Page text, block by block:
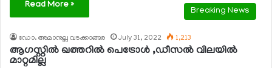
Read More »
Breaking News
ഡോ. അമാനുല്ല വടക്കാങ്ങര July 31, 2022 1,213
ആഗസ്റ്റില്‍ ഖത്തറില്‍ പെട്രോള്‍ ,ഡീസല്‍ വിലയില്‍
മാറ്റമില്ല